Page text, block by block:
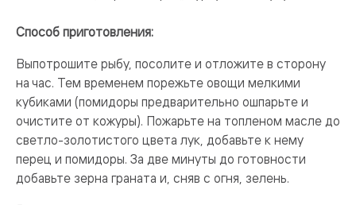
Способ приготовления:
Выпотрошите рыбу, посолите и отложите в сторону
на час. Тем временем порежьте овощи мелкими
кубиками (помидоры предварительно ошпарьте и
очистите от кожуры). Пожарьте на топленом масле до
светло-золотистого цвета лук, добавьте к нему
перец и помидоры. За две минуты до готовности
добавьте зерна граната и, сняв с огня, зелень.